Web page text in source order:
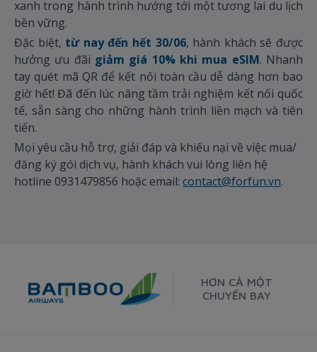
xanh trong hành trình hướng tới một tương lai du lịch
bền vững.
Đặc biệt, từ nay đến hết 30/06, hành khách sẽ được
hưởng ưu đãi giảm giá 10% khi mua eSIM. Nhanh
tay quét mã QR để kết nối toàn cầu dễ dàng hơn bao
giờ hết! Đã đến lúc nâng tầm trải nghiệm kết nối quốc
tế, sẵn sàng cho những hành trình liền mạch và tiên
tiến.
Mọi yêu cầu hỗ trợ, giải đáp và khiếu nại về việc mua/
đăng ký gói dịch vụ, hành khách vui lòng liên hệ
hotline 0931479856 hoặc email: contact@forfun.vn.
HƠN CẢ MỘT
CHUYẾN BAY